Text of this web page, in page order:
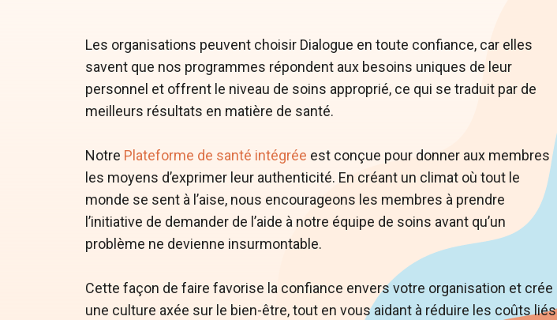
Les organisations peuvent choisir Dialogue en toute confiance, car elles
savent que nos programmes répondent aux besoins uniques de leur
personnel et offrent le niveau de soins approprié, ce qui se traduit par de
meilleurs résultats en matière de santé.
Notre Plateforme de santé intégrée est conçue pour donner aux membres
les moyens d’exprimer leur authenticité. En créant un climat où tout le
monde se sent à l’aise, nous encourageons les membres à prendre
l’initiative de demander de l’aide à notre équipe de soins avant qu’un
problème ne devienne insurmontable.
Cette façon de faire favorise la confiance envers votre organisation et crée
une culture axée sur le bien-être, tout en vous aidant à réduire les coûts liés